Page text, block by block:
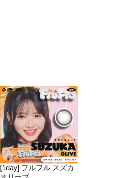
[1day] フルフル スズカ